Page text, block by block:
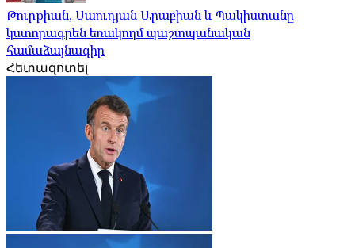
Թուրքիան, Սաուդյան Արաբիան և Պակիստանը
կստորագրեն եռակողմ պաշտպանական
համաձայնագիր
Հետազոտել